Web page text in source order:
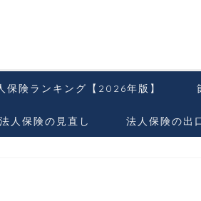
保険ランキング【2026年版】
法人保険の見直し 法人保険の出